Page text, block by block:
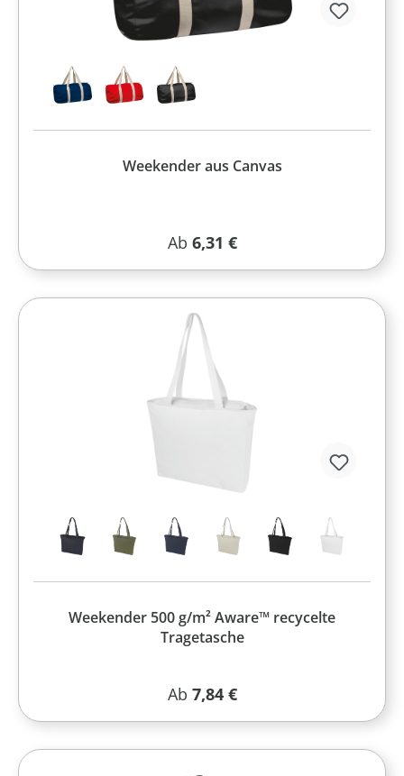
Weekender aus Canvas
Regulärer Preis:
Ab 6,31 €
Weekender 500 g/m² Aware™ recycelte
Tragetasche
Regulärer Preis:
Ab 7,84 €